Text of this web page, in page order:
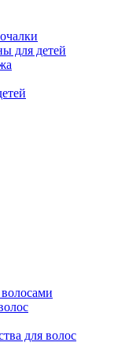
для детей
для волос